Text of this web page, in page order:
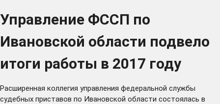
Управление ФССП по
Ивановской области подвело
итоги работы в 2017 году
Расширенная коллегия управления федеральной службы
судебных приставов по Ивановской области состоялась в